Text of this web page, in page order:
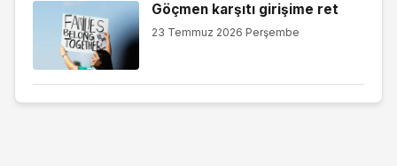
Göçmen karşıtı girişime ret
23 Temmuz 2026 Perşembe